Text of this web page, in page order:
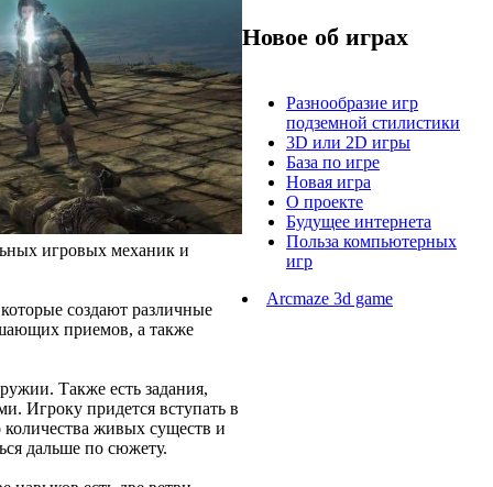
игровых механик и
создают различные
приемов, а также
Также есть задания,
Игроку придется вступать в
живых существ и
дальше по сюжету.
Новое об играх
Разнообразие игр
подземной стилистики
3D или 2D игры
База по игре
Новая игра
О проекте
Будущее интернета
Польза компьютерных
игр
Arcmaze 3d game